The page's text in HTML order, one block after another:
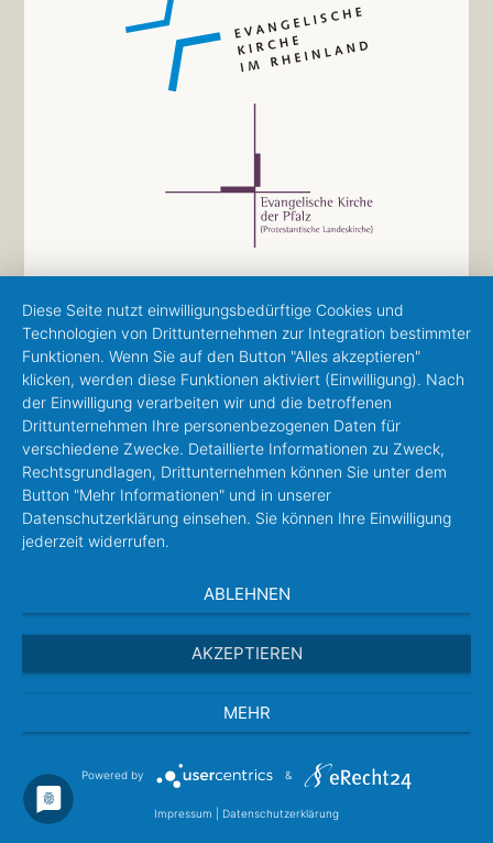
Diese Seite nutzt einwilligungsbedürftige Cookies und
Technologien von Drittunternehmen zur Integration bestimmter
Funktionen. Wenn Sie auf den Button "Alles akzeptieren"
klicken, werden diese Funktionen aktiviert (Einwilligung). Nach
der Einwilligung verarbeiten wir und die betroffenen
Drittunternehmen Ihre personenbezogenen Daten für
verschiedene Zwecke. Detaillierte Informationen zu Zweck,
Rechtsgrundlagen, Drittunternehmen können Sie unter dem
Button "Mehr Informationen" und in unserer
Datenschutzerklärung einsehen. Sie können Ihre Einwilligung
jederzeit widerrufen.
ABLEHNEN
AKZEPTIEREN
MEHR
Powered by &
Impressum Datenschutzerklärung